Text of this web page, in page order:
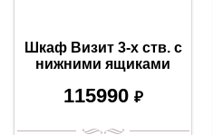
Шкаф Визит 3-х ств. с
нижними ящиками
115990 ₽